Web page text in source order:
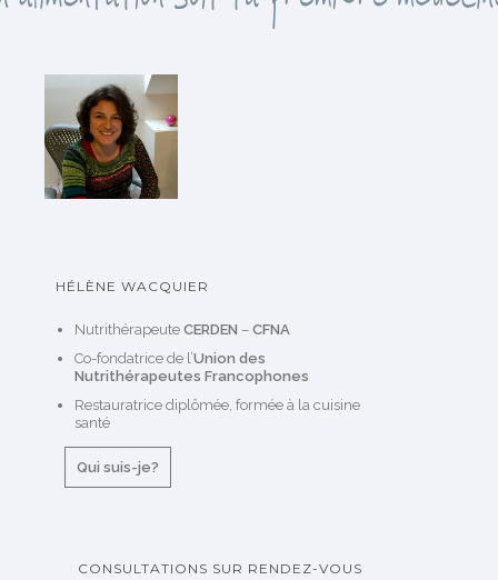
s
HÉLÈNE WACQUIER
Nutrithérapeute CERDEN – CFNA
Co-fondatrice de l’Union des
Nutrithérapeutes Francophones
Restauratrice diplômée, formée à la cuisine
santé
Qui suis-je?
CONSULTATIONS SUR RENDEZ-VOUS